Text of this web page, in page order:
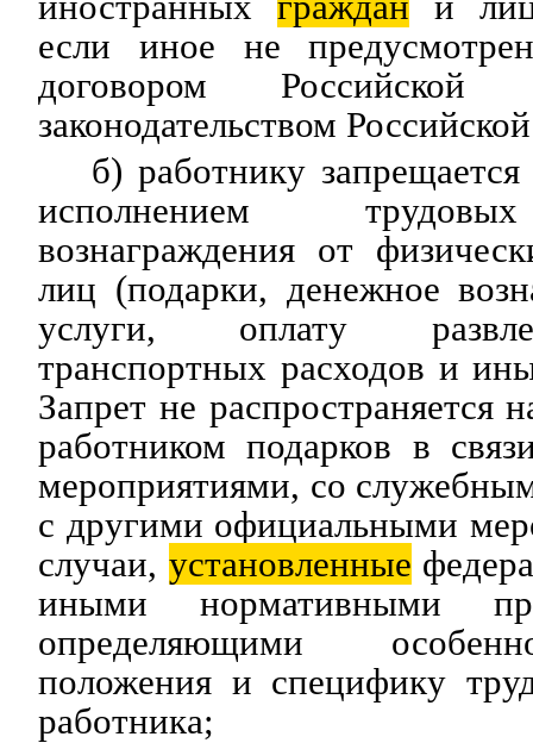
если иное не
договором
законодательством
б) работнику
исполнением
вознаграждения от
лиц (подарки, денежное
услуги, оплату
транспортных расходов и
Запрет не распространяется
работником подарков в
мероприятиями, со
с другими официальными
случаи, установленные
иными нормативными
определяющими
положения и специфику
работника;